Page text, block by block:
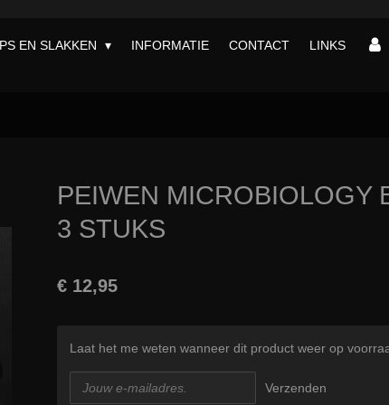
EN SLAKKEN INFORMATIE CONTACT LINKS
PEIWEN MICROBIOLOGY
3 STUKS
€ 12,95
Laat het me weten wanneer dit product weer op
Verzenden